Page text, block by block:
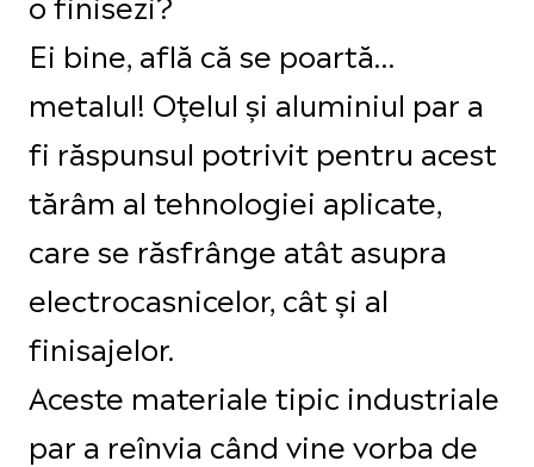
Ei bine, află că se poartă…
metalul! Oțelul și aluminiul par a
fi răspunsul potrivit pentru acest
tărâm al tehnologiei aplicate,
care se răsfrânge atât asupra
electrocasnicelor, cât și al
finisajelor.
Aceste materiale tipic industriale
par a reînvia când vine vorba de